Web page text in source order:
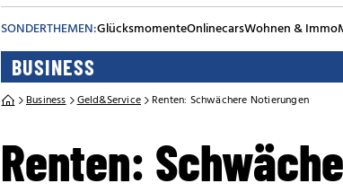
SONDERTHEMEN:GlücksmomenteOnlinecarsWohnen & Immo
BUSINESS
Business Geld&Service Renten: Schwächere Notierungen
Renten: